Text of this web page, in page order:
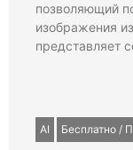
позволяющий
изображения
представляет
AI Бесплатно /